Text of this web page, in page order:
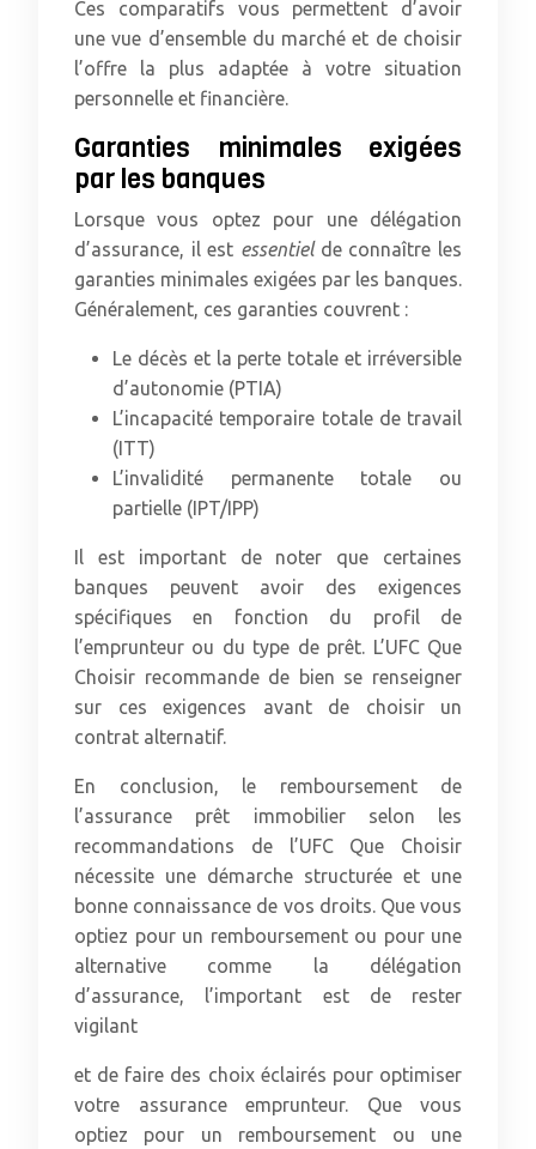
Ces comparatifs vous permettent d’avoir
une vue d’ensemble du marché et de choisir
l’offre la plus adaptée à votre situation
personnelle et financière.
Garanties minimales exigées
par les banques
Lorsque vous optez pour une délégation
d’assurance, il est essentiel de connaître les
garanties minimales exigées par les banques.
Généralement, ces garanties couvrent :
Le décès et la perte totale et irréversible
d’autonomie (PTIA)
L’incapacité temporaire totale de travail
(ITT)
L’invalidité permanente totale ou
partielle (IPT/IPP)
Il est important de noter que certaines
banques peuvent avoir des exigences
spécifiques en fonction du profil de
l’emprunteur ou du type de prêt. L’UFC Que
Choisir recommande de bien se renseigner
sur ces exigences avant de choisir un
contrat alternatif.
En conclusion, le remboursement de
l’assurance prêt immobilier selon les
recommandations de l’UFC Que Choisir
nécessite une démarche structurée et une
bonne connaissance de vos droits. Que vous
optiez pour un remboursement ou pour une
alternative comme la délégation
d’assurance, l’important est de rester
vigilant
et de faire des choix éclairés pour optimiser
votre assurance emprunteur. Que vous
optiez pour un remboursement ou une